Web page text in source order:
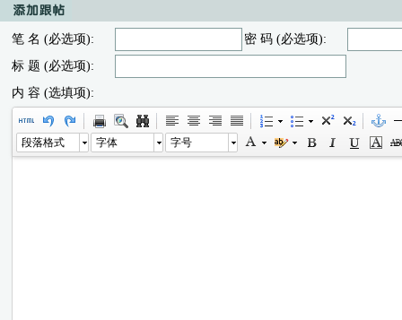
笔 名 (必选项):
密 码 (必选项):
标 题 (必选项):
内 容 (选填项):
段落格式 字体 字号